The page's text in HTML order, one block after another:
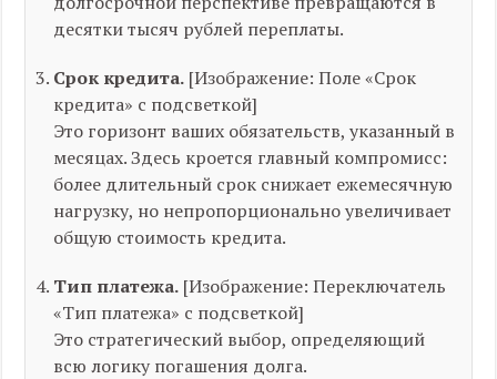
десятки тысяч рублей переплаты.
Срок кредита. [Изображение: Поле «Срок
кредита» с подсветкой]
Это горизонт ваших обязательств, указанный в
месяцах. Здесь кроется главный компромисс:
более длительный срок снижает ежемесячную
нагрузку, но непропорционально увеличивает
общую стоимость кредита.
Тип платежа. [Изображение: Переключатель
«Тип платежа» с подсветкой]
Это стратегический выбор, определяющий
всю логику погашения долга.